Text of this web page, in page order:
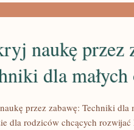
naukę przez
dla
przez zabawę: Techniki dla
dla rodziców chcących